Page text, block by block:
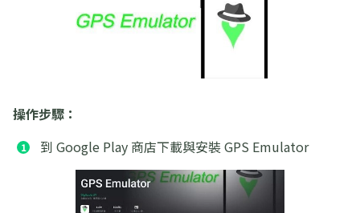
操作步驟：
到 Google Play 商店下載與安裝 GPS Emulator